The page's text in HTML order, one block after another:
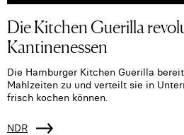
Die Kitchen Guerilla
Kantinenessen
Die Hamburger Kitchen Guerilla
Mahlzeiten zu und verteilt sie in
frisch kochen können.
NDR